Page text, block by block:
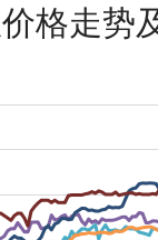
格走势